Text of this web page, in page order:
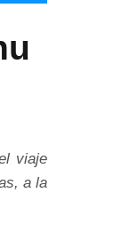
viaje
a la